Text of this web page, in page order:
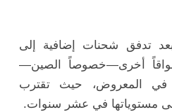
تدفق شحنات إضافية إلى
أخرى—خصوصاً الصين—
المعروض، حيث تقترب
مستوياتها في عشر سنوات.